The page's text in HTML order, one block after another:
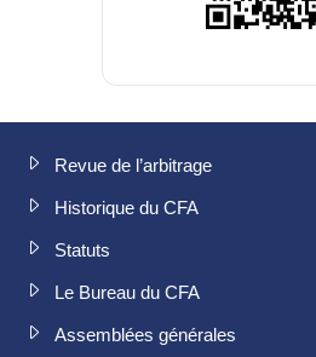
Revue de l’arbitrage
Historique du CFA
Statuts
Le Bureau du CFA
Assemblées générales